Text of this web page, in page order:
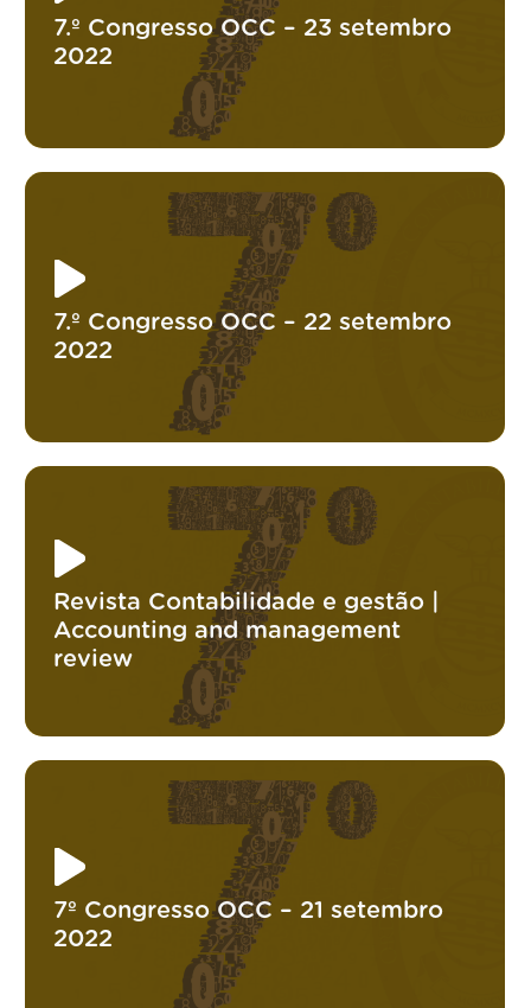
7.º Congresso OCC – 23 setembro
2022
7.º Congresso OCC – 22 setembro
2022
Revista Contabilidade e gestão |
Accounting and management
review
7º Congresso OCC – 21 setembro
2022